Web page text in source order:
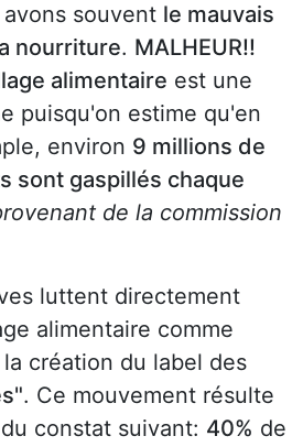
souvent le mauvais
nourriture. MALHEUR!!
alimentaire est une
puisqu'on estime qu'en
environ 9 millions de
sont gaspillés chaque
de la commission
luttent directement
alimentaire comme
création du label des
. Ce mouvement résulte
constat suivant: 40% de